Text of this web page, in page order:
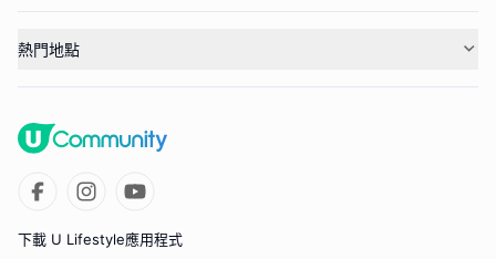
熱門地點
下載 U Lifestyle應用程式